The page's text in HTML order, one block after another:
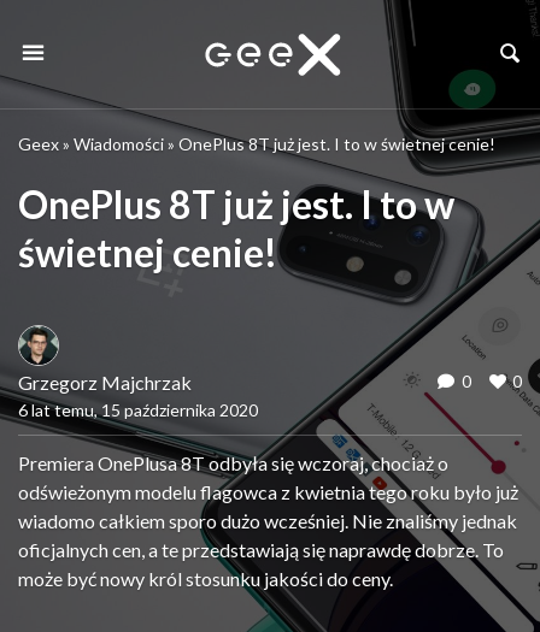
Geex» Wiadomości» OnePlus 8T już jest. I to w świetnej cenie!
OnePlus 8T już jest. I to w
świetnej cenie!
Grzegorz Majchrzak
6 lat temu, 15 października 2020
0 0
Premiera OnePlusa 8T odbyła się wczoraj, chociaż o
odświeżonym modelu flagowca z kwietnia tego roku było już
wiadomo całkiem sporo dużo wcześniej. Nie znaliśmy jednak
oficjalnych cen, a te przedstawiają się naprawdę dobrze. To
może być nowy król stosunku jakości do ceny.